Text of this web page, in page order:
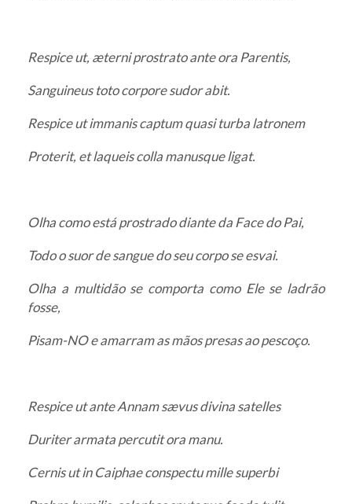
Respice ut, æterni prostrato ante ora Parentis,
Sanguineus toto corpore sudor abit.
Respice ut immanis captum quasi turba latronem
Proterit, et laqueis colla manusque ligat.
Olha como está prostrado diante da Face do Pai,
Todo o suor de sangue do seu corpo se esvai.
Olha a multidão se comporta como Ele se ladrão
fosse,
Pisam-NO e amarram as mãos presas ao pescoço.
Respice ut ante Annam sævus divina satelles
Duriter armata percutit ora manu.
Cernis ut in Caiphae conspectu mille superbi